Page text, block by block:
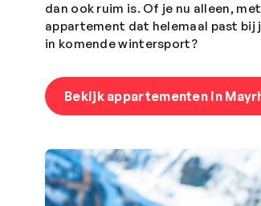
dan ook ruim is. Of je nu alleen,
appartement dat helemaal past bij
in komende wintersport?
Bekijk appartementen in